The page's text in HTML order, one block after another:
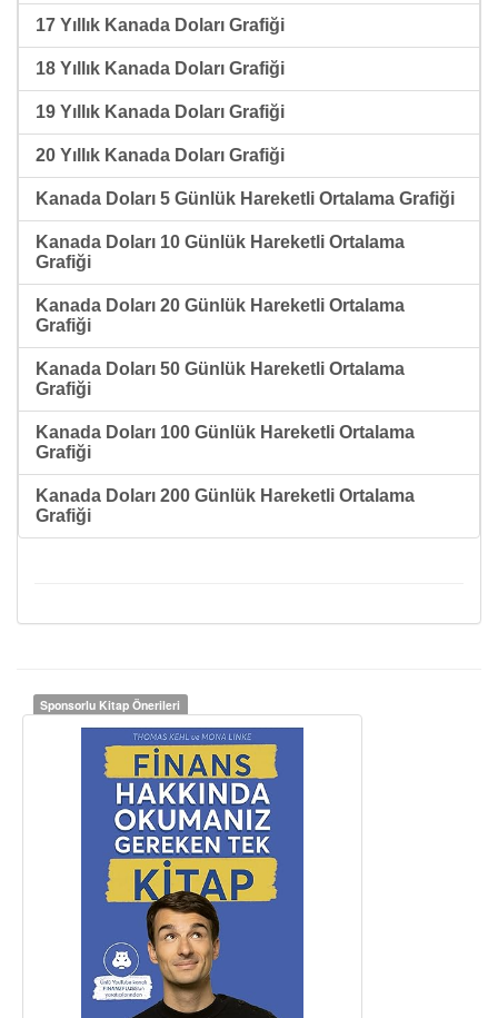
17 Yıllık Kanada Doları Grafiği
18 Yıllık Kanada Doları Grafiği
19 Yıllık Kanada Doları Grafiği
20 Yıllık Kanada Doları Grafiği
Kanada Doları 5 Günlük Hareketli Ortalama Grafiği
Kanada Doları 10 Günlük Hareketli Ortalama
Grafiği
Kanada Doları 20 Günlük Hareketli Ortalama
Grafiği
Kanada Doları 50 Günlük Hareketli Ortalama
Grafiği
Kanada Doları 100 Günlük Hareketli Ortalama
Grafiği
Kanada Doları 200 Günlük Hareketli Ortalama
Grafiği
Sponsorlu Kitap Önerileri